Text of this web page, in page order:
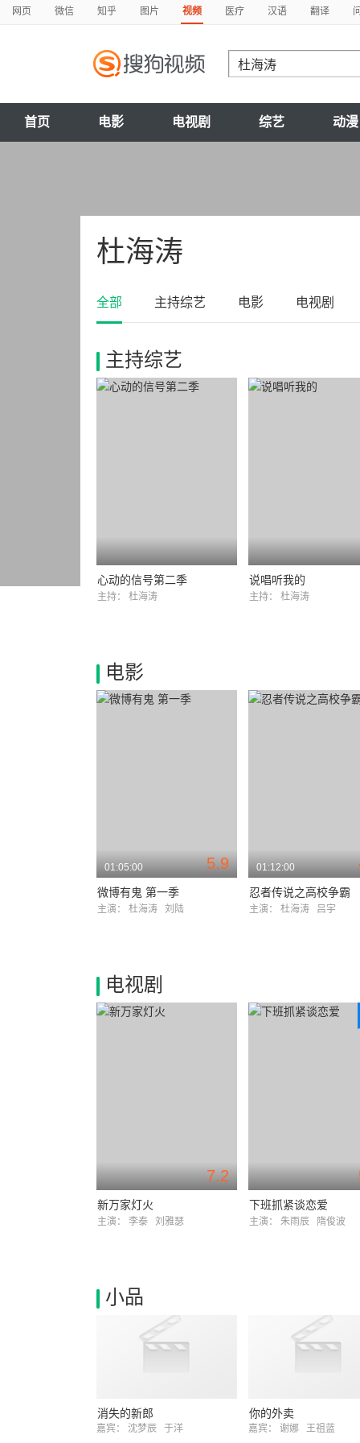
网页 微信 知乎 图片 视频 医疗 汉语 翻译
首页 电影 电视剧 综艺 动漫
杜海涛
全部 主持综艺 电影 电视剧
主持综艺
心动的信号第二季
主持： 杜海涛
说唱听我的
主持： 杜海涛
电影
5.9
01:05:00
微博有鬼 第一季
主演： 杜海涛 刘陆
01:12:00
忍者传说之高校争霸
主演： 杜海涛 吕宇
电视剧
7.2
新万家灯火
主演： 李泰 刘雅瑟
下班抓紧谈恋爱
主演： 朱雨辰 隋俊波
小品
消失的新郎
嘉宾： 沈梦辰 于洋
你的外卖
嘉宾： 谢娜 王祖蓝